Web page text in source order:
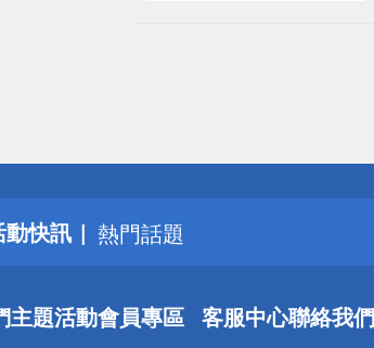
動快訊
詐騙網頁！請小心！
得獎公告
熱門話題
銀行優惠
詐騙網頁！請小心！
主題活動會員專區 客服中心聯絡我們